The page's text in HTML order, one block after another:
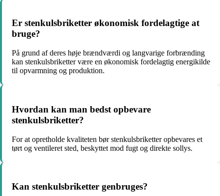
Er stenkulsbriketter økonomisk fordelagtige at
bruge?
På grund af deres høje brændværdi og langvarige forbrænding
kan stenkulsbriketter være en økonomisk fordelagtig energikilde
til opvarmning og produktion.
Hvordan kan man bedst opbevare
stenkulsbriketter?
For at opretholde kvaliteten bør stenkulsbriketter opbevares et
tørt og ventileret sted, beskyttet mod fugt og direkte sollys.
Kan stenkulsbriketter genbruges?